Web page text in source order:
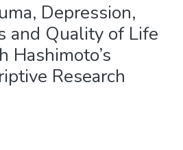
Depression,
and Quality of Life
Hashimoto’s
Research